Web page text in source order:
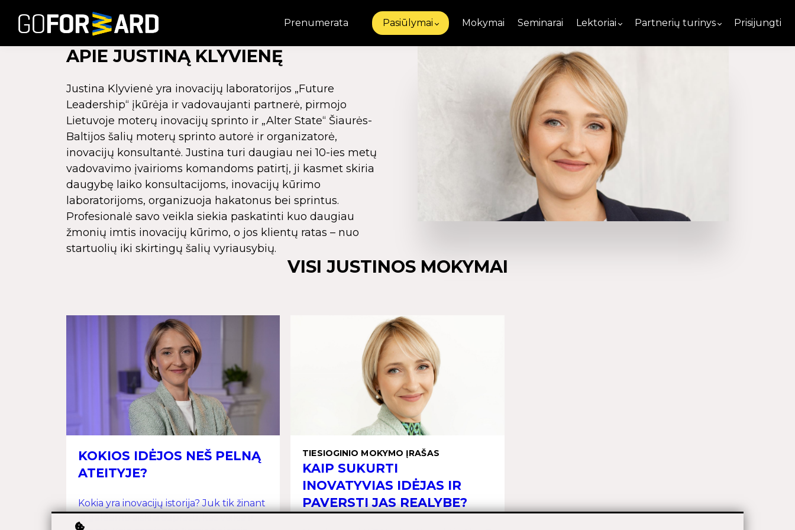
Prenumerata Pasiūlymai Mokymai Seminarai Lektoriai Partnerių turinys Prisijungti
APIE JUSTINĄ KLYVIENĘ
Justina Klyvienė yra inovacijų laboratorijos „Future
Leadership“ įkūrėja ir vadovaujanti partnerė, pirmojo
Lietuvoje moterų inovacijų sprinto ir „Alter State“ Šiaurės-
Baltijos šalių moterų sprinto autorė ir organizatorė,
inovacijų konsultantė. Justina turi daugiau nei 10-ies metų
vadovavimo įvairioms komandoms patirtį, ji kasmet skiria
daugybę laiko konsultacijoms, inovacijų kūrimo
laboratorijoms, organizuoja hakatonus bei sprintus.
Profesionalė savo veikla siekia paskatinti kuo daugiau
žmonių imtis inovacijų kūrimo, o jos klientų ratas – nuo
startuolių iki skirtingų šalių vyriausybių.
VISI JUSTINOS MOKYMAI
KOKIOS IDĖJOS NEŠ PELNĄ
ATEITYJE?
Kokia yra inovacijų istorija? Juk tik žinant
TIESIOGINIO MOKYMO ĮRAŠAS
KAIP SUKURTI
INOVATYVIAS IDĖJAS IR
PAVERSTI JAS REALYBE?